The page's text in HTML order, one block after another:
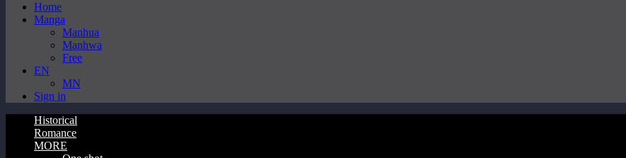
Home
Manga
Manhua
Manhwa
Free
EN
MN
Sign in
Historical
Romance
MORE